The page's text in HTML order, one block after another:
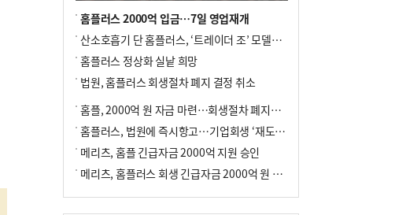
홈플러스 2000억 입금…7일 영업재개
산소호흡기 단 홈플러스, ‘트레이더 조’ 모델로 살아날까
홈플러스 정상화 실낱 희망
법원, 홈플러스 회생절차 폐지 결정 취소
홈플, 2000억 원 자금 마련…회생절차 폐지에 즉시항고(종합)
홈플러스, 법원에 즉시항고…기업회생 ‘재도전’
메리츠, 홈플 긴급자금 2000억 지원 승인
메리츠, 홈플러스 회생 긴급자금 2000억 원 지원 승인